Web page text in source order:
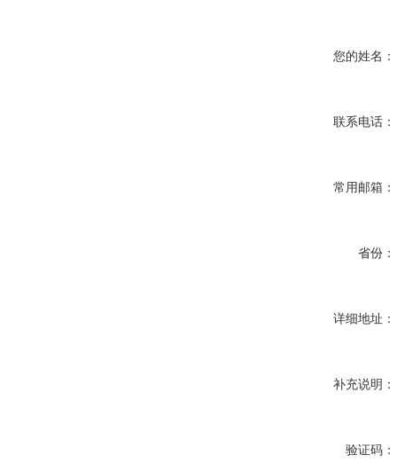
您的姓名：
联系电话：
常用邮箱：
省份：
详细地址：
补充说明：
验证码：